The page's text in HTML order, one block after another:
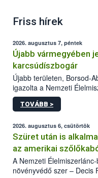
Friss hírek
2026. augusztus 7, péntek
Újabb vármegyében
karcsúdíszbogár
Újabb területen, Borsod-
igazolta a Nemzeti
kőrisrontó
kártevőt nem csak
az intenzív felderítést,
hatósággal is
TOVÁBB >
2026. augusztus 6, csütörtök
Szüret után is
az amerikai
A Nemzeti
növényvédő szer – Decis